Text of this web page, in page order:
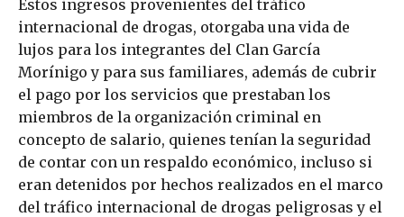
Estos ingresos provenientes del tráfico
internacional de drogas, otorgaba una vida de
lujos para los integrantes del Clan García
Morínigo y para sus familiares, además de cubrir
el pago por los servicios que prestaban los
miembros de la organización criminal en
concepto de salario, quienes tenían la seguridad
de contar con un respaldo económico, incluso si
eran detenidos por hechos realizados en el marco
del tráfico internacional de drogas peligrosas y el